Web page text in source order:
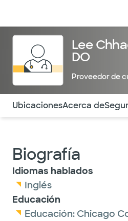
Lee
DO
Proveedor de
Utilice esta navegación para
UbicacionesAcerca de
Biografía
Idiomas hablados
Inglés
Educación
Educación: Chicago